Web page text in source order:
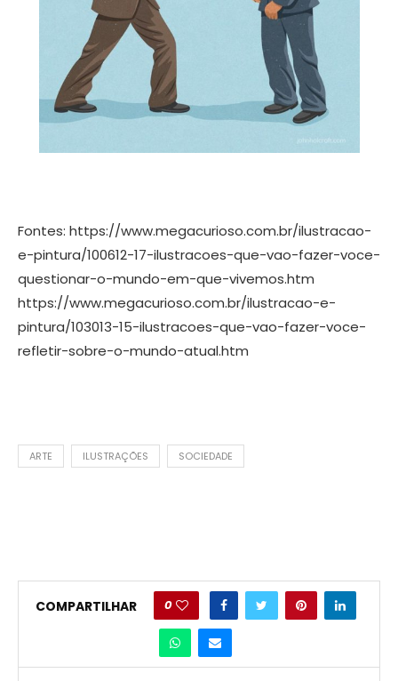
Fontes: https://www.megacurioso.com.br/ilustracao-
e-pintura/100612-17-ilustracoes-que-vao-fazer-voce-
questionar-o-mundo-em-que-vivemos.htm
https://www.megacurioso.com.br/ilustracao-e-
pintura/103013-15-ilustracoes-que-vao-fazer-voce-
refletir-sobre-o-mundo-atual.htm
ARTE ILUSTRAÇÕES SOCIEDADE
COMPARTILHAR 0